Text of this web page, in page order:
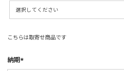
こちらは取寄せ商品です
納期